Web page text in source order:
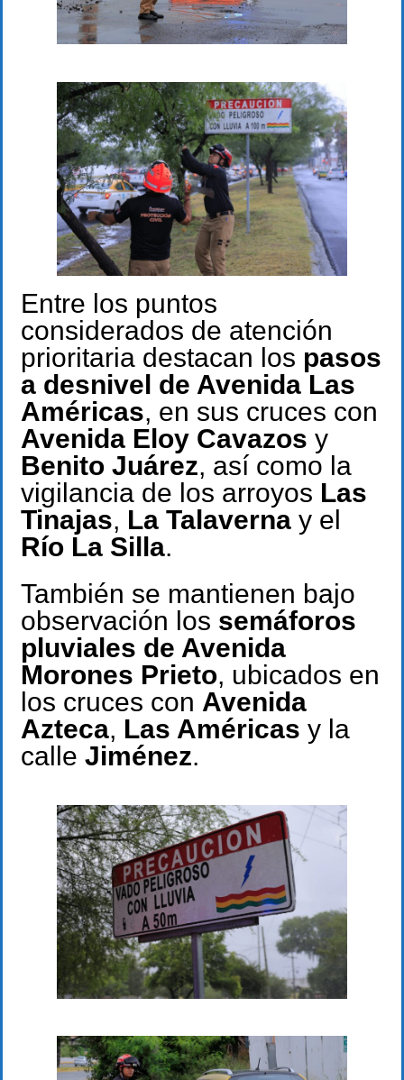
Entre los puntos
considerados de atención
prioritaria destacan los pasos
a desnivel de Avenida Las
Américas, en sus cruces con
Avenida Eloy Cavazos y
Benito Juárez, así como la
vigilancia de los arroyos Las
Tinajas, La Talaverna y el
Río La Silla.
También se mantienen bajo
observación los semáforos
pluviales de Avenida
Morones Prieto, ubicados en
los cruces con Avenida
Azteca, Las Américas y la
calle Jiménez.